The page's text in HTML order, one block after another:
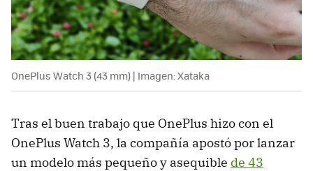
OnePlus Watch 3 (43 mm) | Imagen: Xataka
Tras el buen trabajo que OnePlus hizo con el
OnePlus Watch 3, la compañía apostó por lanzar
un modelo más pequeño y asequible de 43